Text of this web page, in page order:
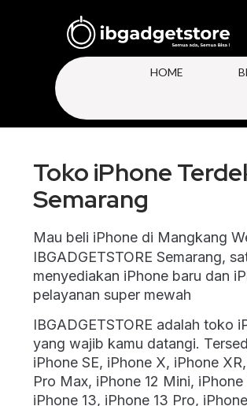
HOME
Toko iPhone
Semarang
Mau beli iPhone di Mangkang
IBGADGETSTORE Semarang,
menyediakan iPhone baru dan
pelayanan super mewah
IBGADGETSTORE adalah toko
yang wajib kamu datangi.
iPhone SE, iPhone X, iPhone
Pro Max, iPhone 12 Mini,
iPhone 13, iPhone 13 Pro,